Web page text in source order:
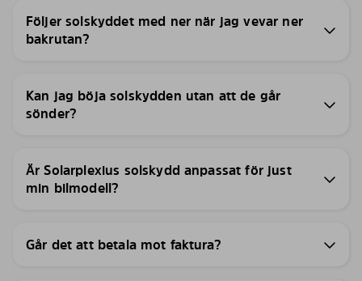
Följer solskyddet med ner när jag vevar ner
bakrutan?
Kan jag böja solskydden utan att de går
sönder?
Är Solarplexius solskydd anpassat för just
min bilmodell?
Går det att betala mot faktura?